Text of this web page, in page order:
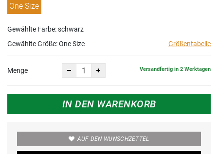
One Size
Gewählte Farbe: schwarz
Gewählte Größe:One Size Größentabelle
Menge Versandfertig in 2 Werktagen
IN DEN WARENKORB
AUF DEN WUNSCHZETTEL